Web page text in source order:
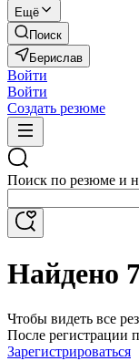
Ещё
Поиск
Берислав
Войти
Войти
Создать резюме
Поиск по резюме и
Найдено
Чтобы видеть все
После регистрации
Зарегистрироваться